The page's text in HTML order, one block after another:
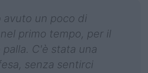
avuto un poco di
primo tempo, per il
palla. C'è stata una
senza sentirci